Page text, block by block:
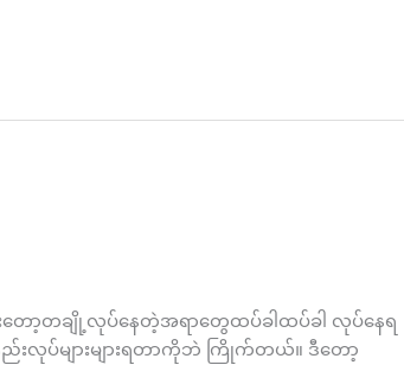
တော့တချို့လုပ်နေတဲ့အရာတွေထပ်ခါထပ်ခါ လုပ်နေရ
းလုပ်များများရတာကိုဘဲ ကြိုက်တယ်။ ဒီတော့